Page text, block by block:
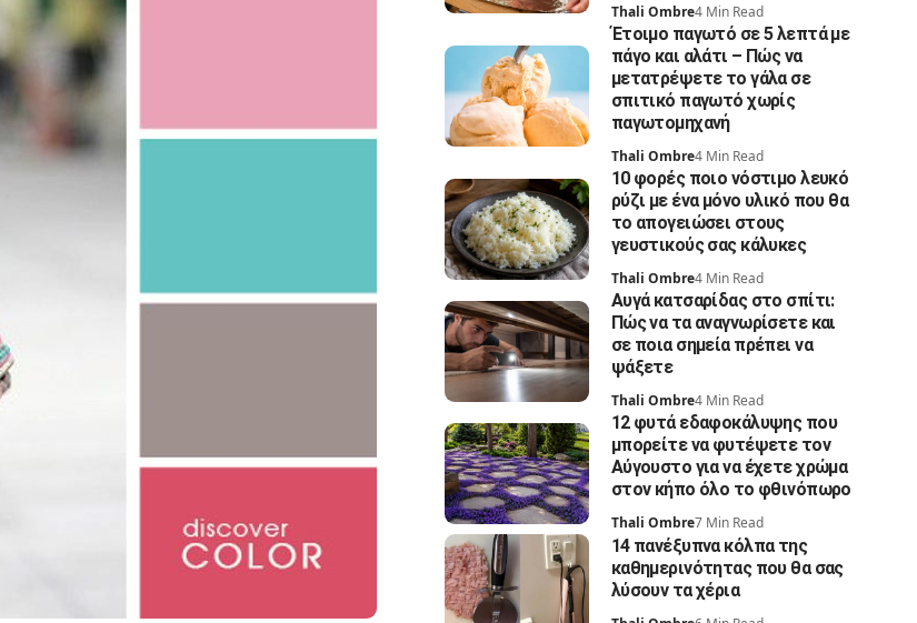
Thali Ombre4 Min Read
Έτοιμο παγωτό σε 5 λεπτά με
πάγο και αλάτι – Πώς να
μετατρέψετε το γάλα σε
σπιτικό παγωτό χωρίς
παγωτομηχανή
Thali Ombre4 Min Read
10 φορές ποιο νόστιμο λευκό
ρύζι με ένα μόνο υλικό που θα
το απογειώσει στους
γευστικούς σας κάλυκες
Thali Ombre4 Min Read
Αυγά κατσαρίδας στο σπίτι:
Πώς να τα αναγνωρίσετε και
σε ποια σημεία πρέπει να
ψάξετε
Thali Ombre4 Min Read
12 φυτά εδαφοκάλυψης που
μπορείτε να φυτέψετε τον
Αύγουστο για να έχετε χρώμα
στον κήπο όλο το φθινόπωρο
Thali Ombre7 Min Read
14 πανέξυπνα κόλπα της
καθημερινότητας που θα σας
λύσουν τα χέρια